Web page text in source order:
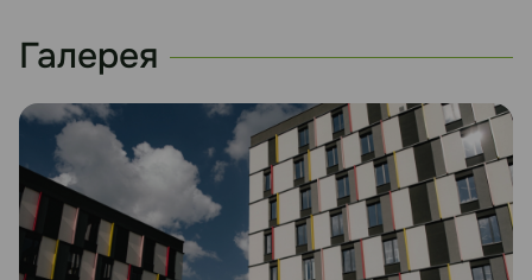
Галерея